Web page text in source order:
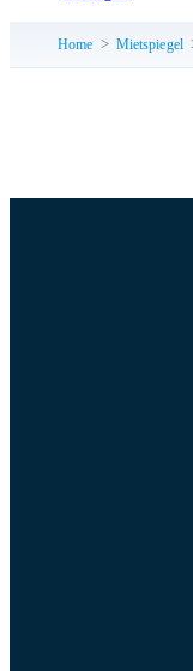
Home Mietspiegel